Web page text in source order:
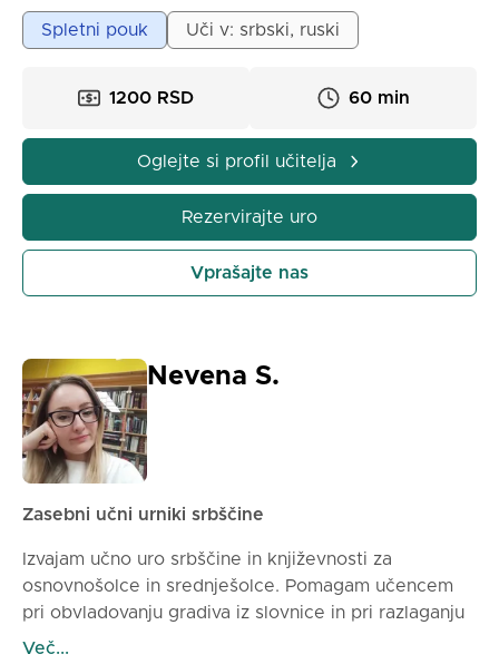
Ur za odrasle traja 60 minut (1200 dinarjev), za
otroke pa 45 minut (900 dinarjev). Poučevanje
dinarjih.
Nišu. Študiram na oddelku za ruski jezik in
književnost. Aktivno delujem kot predavatelj že 3
leta in poučujem odrasle in otroke. Za vsakega
učenca pripravim poseben program, ki mu ustreza.
Odlično obvladam ruski jezik, zato imam veliko
izkušenj z Rusi.
Spletni pouk Uči v: srbski, ruski
1200 RSD 60 min
Oglejte si profil učitelja
Rezervirajte uro
Vprašajte nas
Nevena S.
Zasebni učni urniki srbščine
Izvajam učno uro srbščine in književnosti za
osnovnošolce in srednješolce. Pomagam učencem
pri obvladovanju gradiva iz slovnice in pri razlaganju
literarnih del. Pomagam pri izdelavi domačih nalog.
Več...